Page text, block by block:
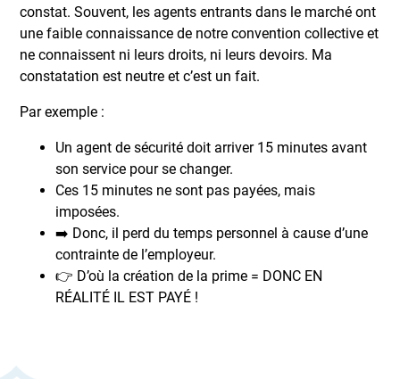
constat. Souvent, les agents entrants dans le marché ont
une faible connaissance de notre convention collective et
ne connaissent ni leurs droits, ni leurs devoirs. Ma
constatation est neutre et c’est un fait.
Par exemple :
Un agent de sécurité doit arriver 15 minutes avant
son service pour se changer.
Ces 15 minutes ne sont pas payées, mais
imposées.
➡️ Donc, il perd du temps personnel à cause d’une
contrainte de l’employeur.
👉 D’où la création de la prime = DONC EN
RÉALITÉ IL EST PAYÉ !